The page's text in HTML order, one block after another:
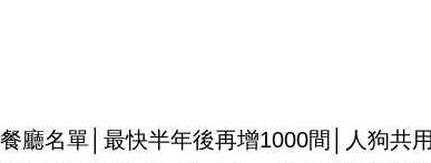
廳名單│最快半年後再增1000間│人狗共